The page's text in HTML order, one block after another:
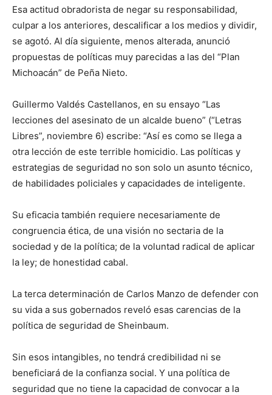
Esa actitud obradorista de negar su responsabilidad,
culpar a los anteriores, descalificar a los medios y dividir,
se agotó. Al día siguiente, menos alterada, anunció
propuestas de políticas muy parecidas a las del “Plan
Michoacán” de Peña Nieto.
Guillermo Valdés Castellanos, en su ensayo “Las
lecciones del asesinato de un alcalde bueno” (“Letras
Libres”, noviembre 6) escribe: “Así es como se llega a
otra lección de este terrible homicidio. Las políticas y
estrategias de seguridad no son solo un asunto técnico,
de habilidades policiales y capacidades de inteligente.
Su eficacia también requiere necesariamente de
congruencia ética, de una visión no sectaria de la
sociedad y de la política; de la voluntad radical de aplicar
la ley; de honestidad cabal.
La terca determinación de Carlos Manzo de defender con
su vida a sus gobernados reveló esas carencias de la
política de seguridad de Sheinbaum.
Sin esos intangibles, no tendrá credibilidad ni se
beneficiará de la confianza social. Y una política de
seguridad que no tiene la capacidad de convocar a la